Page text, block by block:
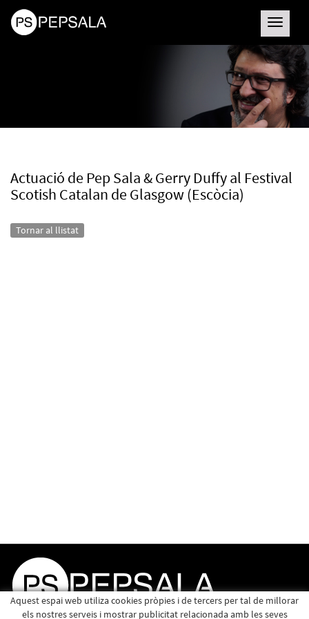
Toggle
Actuació de Pep Sala & Gerry Duffy al Festival
Scotish Catalan de Glasgow (Escòcia)
Tornar al llistat
Aquest espai web utiliza cookies pròpies i de tercers per tal de millorar
els nostres serveis i mostrar publicitat relacionada amb les seves